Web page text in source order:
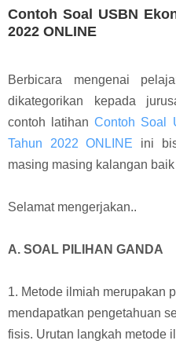
Contoh Soal USBN
2022 ONLINE
Berbicara mengenai
dikategorikan kepada
contoh latihanContoh Soal
Tahun 2022 ONLINE ini
masing masing kalangan
Selamat mengerjakan..
A. SOAL PILIHAN GANDA
1. Metode ilmiah merupakan
mendapatkan pengetahuan
fisis. Urutan langkah metode